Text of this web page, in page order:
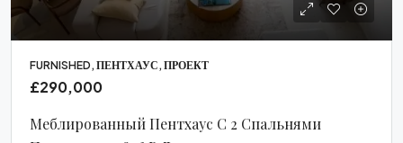
FURNISHED, ПЕНТХАУС, ПРОЕКТ
£290,000
Меблированный Пентхаус С 2 Спальнями